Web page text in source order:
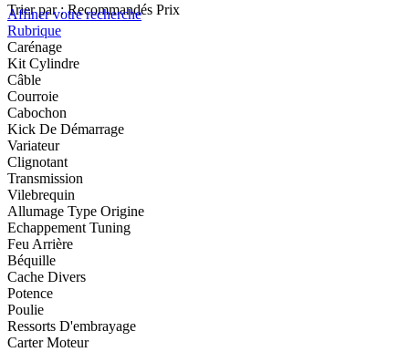
Trier par : Recommandés Prix
Affiner votre recherche
Rubrique
Carénage
Kit Cylindre
Câble
Courroie
Cabochon
Kick De Démarrage
Variateur
Clignotant
Transmission
Vilebrequin
Allumage Type Origine
Echappement Tuning
Feu Arrière
Béquille
Cache Divers
Potence
Poulie
Ressorts D'embrayage
Carter Moteur